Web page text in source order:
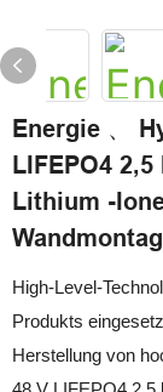
Energie 、
LIFEPO4
Lithium -
High-Level-
Produkts
Herstellung von